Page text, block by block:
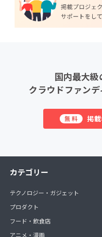
国内最大
クラウドファン
無料 掲
カテゴリー
テクノロジー・ガジェット
プロダクト
フード・飲食店
アニメ・漫画